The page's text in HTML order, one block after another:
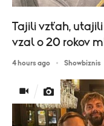
Tajili vzťah, utajili
vzal o 20 rokov
4 hours ago Showbiznis